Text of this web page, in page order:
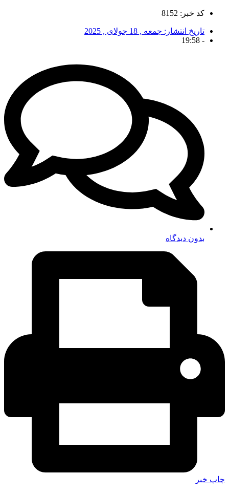
کد خبر: 8152
تاریخ انتشار: جمعه , 18 جولای , 2025
-
19:58
بدون دیدگاه
چاپ خبر